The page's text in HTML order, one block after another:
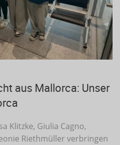
aus Mallorca: Unser
Klitzke, Giulia Cagno,
Riethmüller verbringen